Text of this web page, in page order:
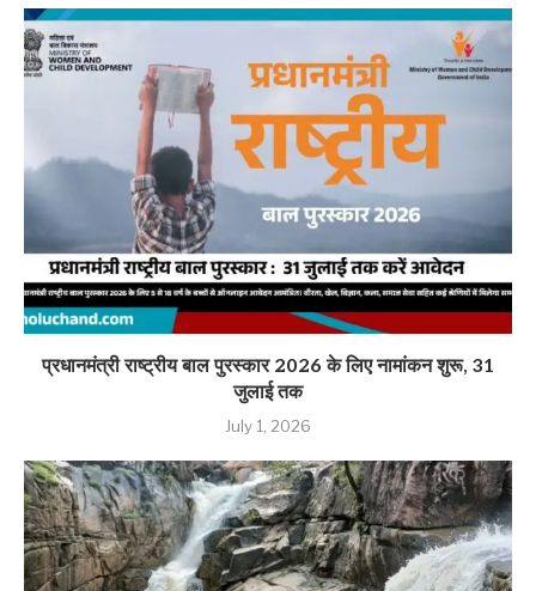
प्रधानमंत्री राष्ट्रीय बाल पुरस्कार 2026 के लिए नामांकन शुरू, 31
जुलाई तक
July 1, 2026